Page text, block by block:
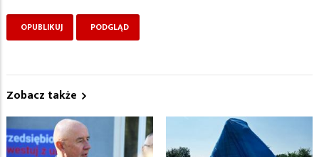
Zobacz także